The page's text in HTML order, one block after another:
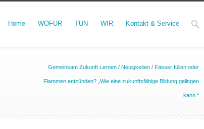
Home WOFÜR TUN WIR Kontakt & Service
Gemeinsam Zukunft Lernen / Neuigkeiten / Fässer füllen oder
Flammen entzünden? „Wie eine zukunftsfähige Bildung gelingen
kann.“